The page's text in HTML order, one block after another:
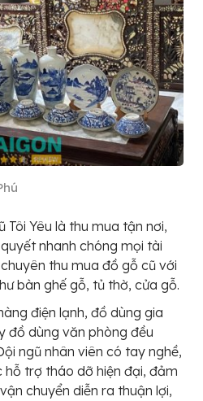
Tôi Yêu là thu mua tận nơi,
nhanh chóng mọi tài
thu mua đồ gỗ cũ với
bàn ghế gỗ, tủ thờ, cửa gỗ.
điện lạnh, đồ dùng gia
đồ dùng văn phòng đều
ngũ nhân viên có tay nghề,
trợ tháo dỡ hiện đại, đảm
chuyển diễn ra thuận lợi,